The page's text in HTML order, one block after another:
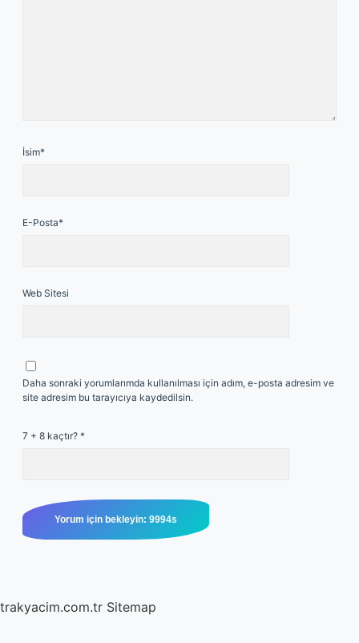
İsim*
E-Posta*
Web Sitesi
Daha sonraki yorumlarımda kullanılması için adım, e-posta adresim ve
site adresim bu tarayıcıya kaydedilsin.
7 + 8 kaçtır? *
trakyacim.com.tr Sitemap